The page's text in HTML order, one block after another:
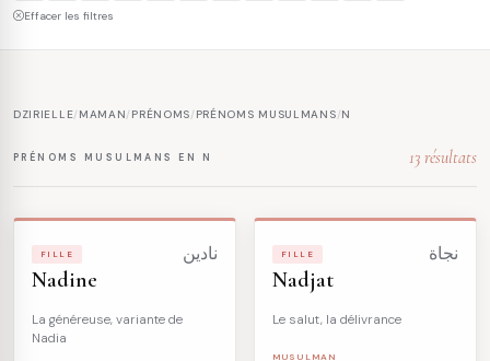
Effacer les filtres
DZIRIELLE/ MAMAN/ PRÉNOMS/ PRÉNOMS MUSULMANS/N
PRÉNOMS MUSULMANS EN N 13 résultats
FILLE نادين
Nadine
La généreuse, variante de
Nadia
FILLE نجاة
Nadjat
Le salut, la délivrance
MUSULMAN